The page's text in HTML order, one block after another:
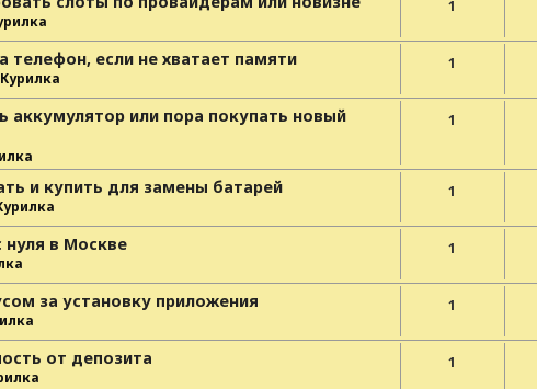
1
телефон, если не хватает памяти
Курилка
1
аккумулятор или пора покупать новый
1
и купить для замены батарей 1
нуля в Москве 1
за установку приложения 1
от депозита 1